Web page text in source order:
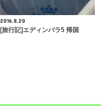
2016.8.20
[旅行記]エディンバラ5 帰国